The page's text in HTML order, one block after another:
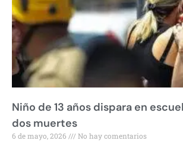
Niño de 13 años dispara en
dos muertes
6 de mayo, 2026 No hay comentarios